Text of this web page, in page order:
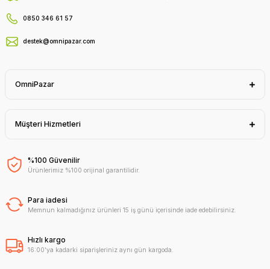
0850 346 61 57
destek@omnipazar.com
OmniPazar
Müşteri Hizmetleri
%100 Güvenilir
Ürünlerimiz %100 orijinal garantilidir.
Para iadesi
Memnun kalmadığınız ürünleri 15 iş günü içerisinde iade edebilirsiniz.
Hızlı kargo
16:00'ya kadarki siparişleriniz aynı gün kargoda.